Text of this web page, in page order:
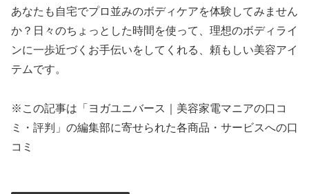
あなたも自宅でプロ並みのボディケアを体験してみません
か？日々のちょっとした時間を使って、理想のボディライ
ンに一歩近づくお手伝いをしてくれる、頼もしい美容アイ
テムです。
※この記事は「ヨガユニバース｜美容家電マニアの口コ
ミ・評判」の編集部に寄せられた各商品・サービスへの口
コミ